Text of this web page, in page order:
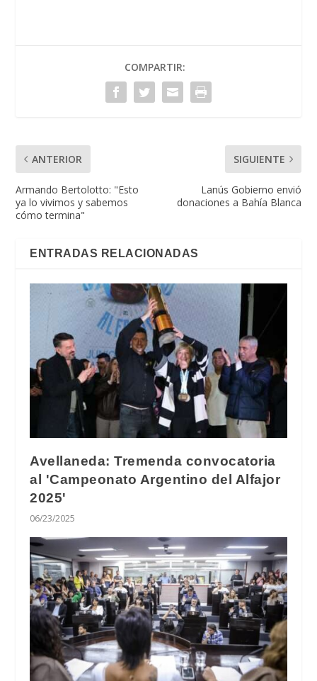
COMPARTIR:
ANTERIOR
Armando Bertolotto: "Esto
ya lo vivimos y sabemos
cómo termina"
SIGUIENTE
Lanús Gobierno envió
donaciones a Bahía Blanca
ENTRADAS RELACIONADAS
Avellaneda: Tremenda convocatoria
al 'Campeonato Argentino del Alfajor
2025'
06/23/2025